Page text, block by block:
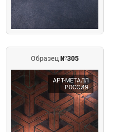
Образец№305
АРТ-МЕТАЛЛ
РОССИЯ